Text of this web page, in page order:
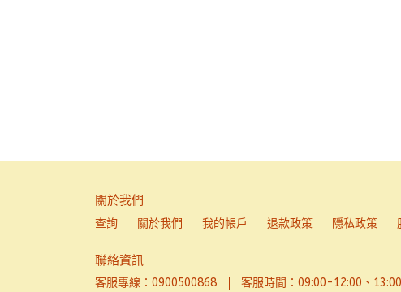
關於我們
查詢 關於我們 我的帳戶 退款政策 隱私政策
聯絡資訊
客服專線：0900500868 客服時間：09:00-12:00、